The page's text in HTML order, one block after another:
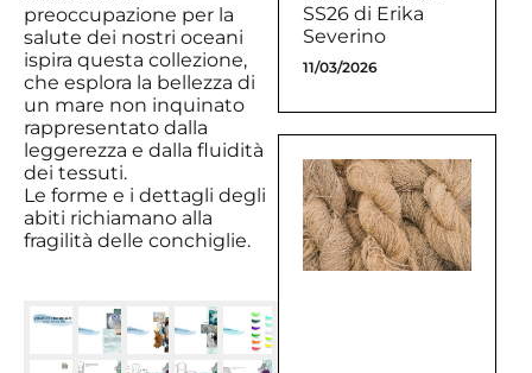
preoccupazione per la
salute dei nostri oceani
ispira questa collezione,
che esplora la bellezza di
un mare non inquinato
rappresentato dalla
leggerezza e dalla fluidità
dei tessuti.
Le forme e i dettagli degli
abiti richiamano alla
fragilità delle conchiglie.
SS26 di Erika
Severino
11/03/2026